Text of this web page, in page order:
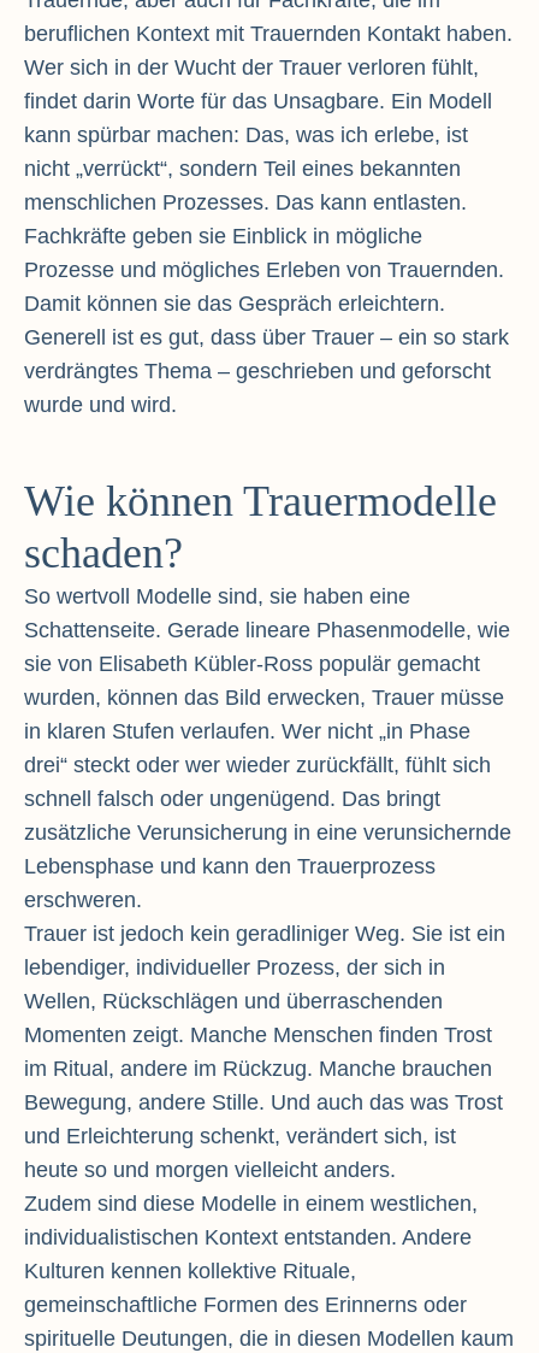
beruflichen Kontext mit Trauernden Kontakt haben.
Wer sich in der Wucht der Trauer verloren fühlt,
findet darin Worte für das Unsagbare. Ein Modell
kann spürbar machen: Das, was ich erlebe, ist
nicht „verrückt“, sondern Teil eines bekannten
menschlichen Prozesses. Das kann entlasten.
Fachkräfte geben sie Einblick in mögliche
Prozesse und mögliches Erleben von Trauernden.
Damit können sie das Gespräch erleichtern.
Generell ist es gut, dass über Trauer – ein so stark
verdrängtes Thema – geschrieben und geforscht
wurde und wird.
Wie können Trauermodelle
schaden?
So wertvoll Modelle sind, sie haben eine
Schattenseite. Gerade lineare Phasenmodelle, wie
sie von Elisabeth Kübler-Ross populär gemacht
wurden, können das Bild erwecken, Trauer müsse
in klaren Stufen verlaufen. Wer nicht „in Phase
drei“ steckt oder wer wieder zurückfällt, fühlt sich
schnell falsch oder ungenügend. Das bringt
zusätzliche Verunsicherung in eine verunsichernde
Lebensphase und kann den Trauerprozess
erschweren.
Trauer ist jedoch kein geradliniger Weg. Sie ist ein
lebendiger, individueller Prozess, der sich in
Wellen, Rückschlägen und überraschenden
Momenten zeigt. Manche Menschen finden Trost
im Ritual, andere im Rückzug. Manche brauchen
Bewegung, andere Stille. Und auch das was Trost
und Erleichterung schenkt, verändert sich, ist
heute so und morgen vielleicht anders.
Zudem sind diese Modelle in einem westlichen,
individualistischen Kontext entstanden. Andere
Kulturen kennen kollektive Rituale,
gemeinschaftliche Formen des Erinnerns oder
spirituelle Deutungen, die in diesen Modellen kaum